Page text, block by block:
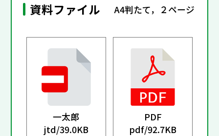
資料ファイル A4判たて，２ページ
一太郎
jtd/39.0KB
PDF
pdf/92.7KB